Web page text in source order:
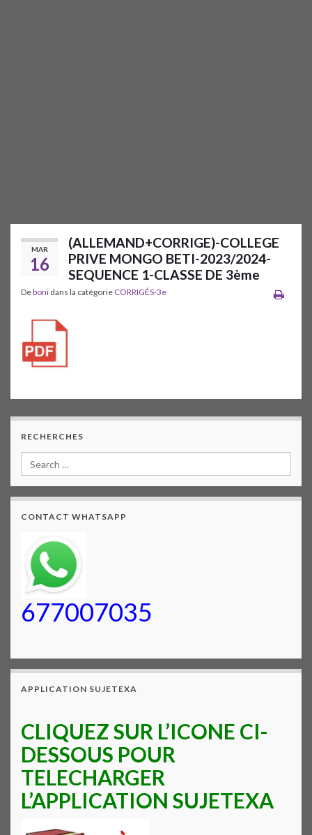
MAR
16
(ALLEMAND+CORRIGE)-COLLEGE
PRIVE MONGO BETI-2023/2024-
SEQUENCE 1-CLASSE DE 3ème
Deboni dans la catégorie CORRIGÉS-3e
RECHERCHES
CONTACT WHATSAPP
677007035
APPLICATION SUJETEXA
CLIQUEZ SUR L’ICONE CI-
DESSOUS POUR
TELECHARGER
L’APPLICATION SUJETEXA